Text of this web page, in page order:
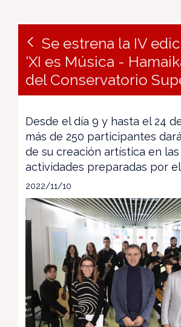
Se estrena la IV
‘XI es Música -
del Conservatorio
Desde el día 9 y hasta el 24
más de 250 participantes
de su creación artística en
actividades preparadas por el
2022/11/10